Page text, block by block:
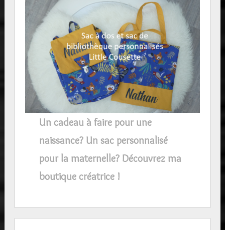
Un cadeau à faire pour une
naissance? Un sac personnalisé
pour la maternelle? Découvrez ma
boutique créatrice !